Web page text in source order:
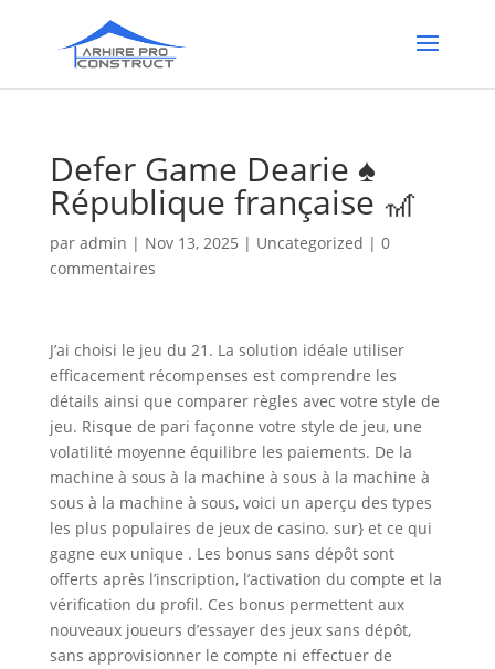
Defer Game Dearie ♠️
République française 🎢
par admin | Nov 13, 2025 | Uncategorized | 0
commentaires
J’ai choisi le jeu du 21. La solution idéale utiliser
efficacement récompenses est comprendre les
détails ainsi que comparer règles avec votre style de
jeu. Risque de pari façonne votre style de jeu, une
volatilité moyenne équilibre les paiements. De la
machine à sous à la machine à sous à la machine à
sous à la machine à sous, voici un aperçu des types
les plus populaires de jeux de casino. sur} et ce qui
gagne eux unique . Les bonus sans dépôt sont
offerts après l’inscription, l’activation du compte et la
vérification du profil. Ces bonus permettent aux
nouveaux joueurs d’essayer des jeux sans dépôt,
sans approvisionner le compte ni effectuer de